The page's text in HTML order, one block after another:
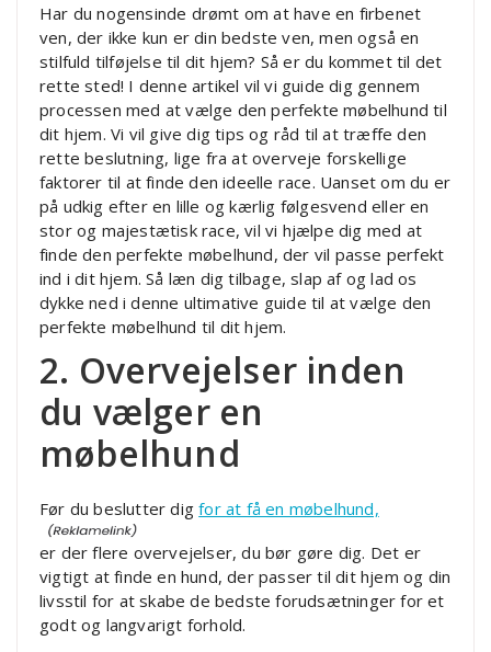
Har du nogensinde drømt om at have en firbenet
ven, der ikke kun er din bedste ven, men også en
stilfuld tilføjelse til dit hjem? Så er du kommet til det
rette sted! I denne artikel vil vi guide dig gennem
processen med at vælge den perfekte møbelhund til
dit hjem. Vi vil give dig tips og råd til at træffe den
rette beslutning, lige fra at overveje forskellige
faktorer til at finde den ideelle race. Uanset om du er
på udkig efter en lille og kærlig følgesvend eller en
stor og majestætisk race, vil vi hjælpe dig med at
finde den perfekte møbelhund, der vil passe perfekt
ind i dit hjem. Så læn dig tilbage, slap af og lad os
dykke ned i denne ultimative guide til at vælge den
perfekte møbelhund til dit hjem.
2. Overvejelser inden
du vælger en
møbelhund
Før du beslutter digfor at få en møbelhund,
er der flere overvejelser, du bør gøre dig. Det er
vigtigt at finde en hund, der passer til dit hjem og din
livsstil for at skabe de bedste forudsætninger for et
godt og langvarigt forhold.